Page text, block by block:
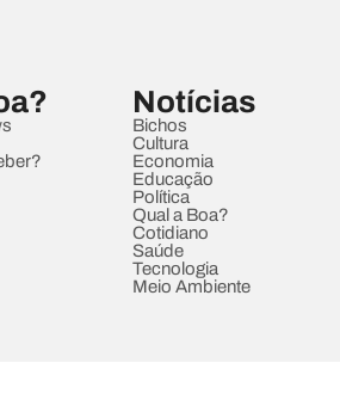
Notícias
Bichos
Cultura
Economia
Educação
Política
Qual a Boa?
Cotidiano
Saúde
Tecnologia
Meio Ambiente